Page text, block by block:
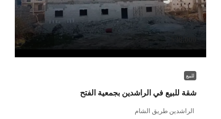
للبيع
شقة للبيع في الراشدين بجمعية الفتح
الراشدين طريق الشام